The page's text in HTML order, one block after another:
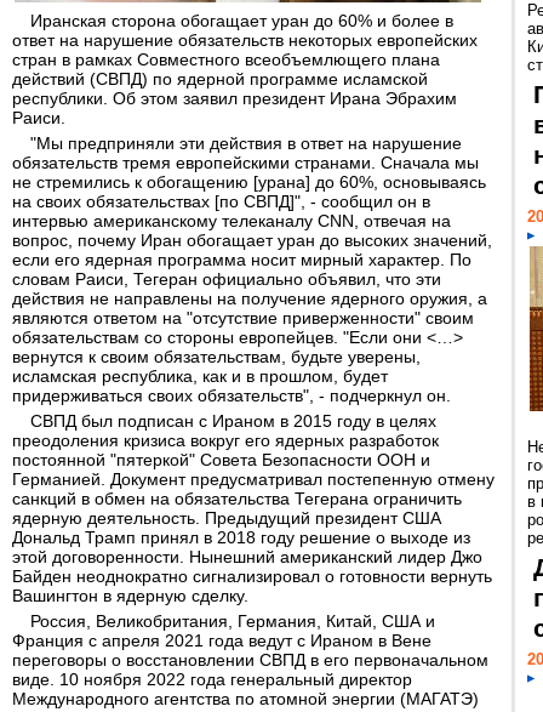
Иранская сторона обогащает уран до 60% и более в
ответ на нарушение обязательств некоторых европейских
стран в рамках Совместного всеобъемлющего плана
действий (СВПД) по ядерной программе исламской
республики. Об этом заявил президент Ирана Эбрахим
Раиси.
"Мы предприняли эти действия в ответ на нарушение
обязательств тремя европейскими странами. Сначала мы
не стремились к обогащению [урана] до 60%, основываясь
на своих обязательствах [по СВПД]", - сообщил он в
интервью американскому телеканалу CNN, отвечая на
вопрос, почему Иран обогащает уран до высоких значений,
если его ядерная программа носит мирный характер. По
словам Раиси, Тегеран официально объявил, что эти
действия не направлены на получение ядерного оружия, а
являются ответом на "отсутствие приверженности" своим
обязательствам со стороны европейцев. "Если они <…>
вернутся к своим обязательствам, будьте уверены,
исламская республика, как и в прошлом, будет
придерживаться своих обязательств", - подчеркнул он.
СВПД был подписан с Ираном в 2015 году в целях
преодоления кризиса вокруг его ядерных разработок
постоянной "пятеркой" Совета Безопасности ООН и
Германией. Документ предусматривал постепенную отмену
санкций в обмен на обязательства Тегерана ограничить
ядерную деятельность. Предыдущий президент США
Дональд Трамп принял в 2018 году решение о выходе из
этой договоренности. Нынешний американский лидер Джо
Байден неоднократно сигнализировал о готовности вернуть
Вашингтон в ядерную сделку.
Россия, Великобритания, Германия, Китай, США и
Франция с апреля 2021 года ведут с Ираном в Вене
переговоры о восстановлении СВПД в его первоначальном
виде. 10 ноября 2022 года генеральный директор
Международного агентства по атомной энергии (МАГАТЭ)
в